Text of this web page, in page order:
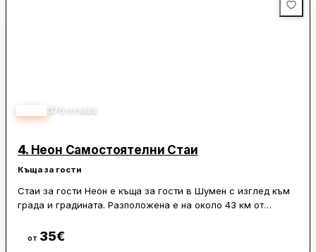
376 отзива
4. Неон Самостоятелни Стаи
Къща за гости
Стаи за гости Неон е къща за гости в Шумен с изглед към
града и градината. Разположена е на около 43 км от
Райдър. Обектът предлага и фамилни стаи.
от 35€